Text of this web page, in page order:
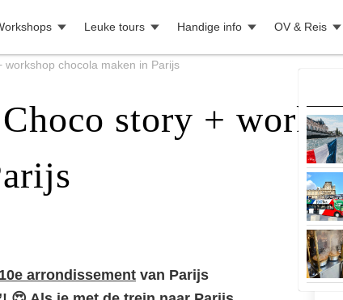
Leuke tours Handige info OV & Reis
chocola maken in Parijs
story +
10e arrondissement van Parijs